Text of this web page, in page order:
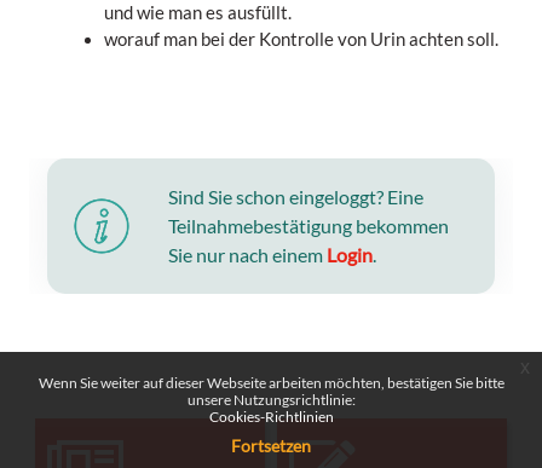
und wie man es ausfüllt.
worauf man bei der Kontrolle von Urin achten soll.
Sind Sie schon eingeloggt? Eine
Teilnahmebestätigung bekommen
Sie nur nach einem Login.
Wenn Sie weiter auf dieser Webseite arbeiten möchten, bestätigen Sie bitte
unsere Nutzungsrichtlinie:
Cookies-Richtlinien
Fortsetzen